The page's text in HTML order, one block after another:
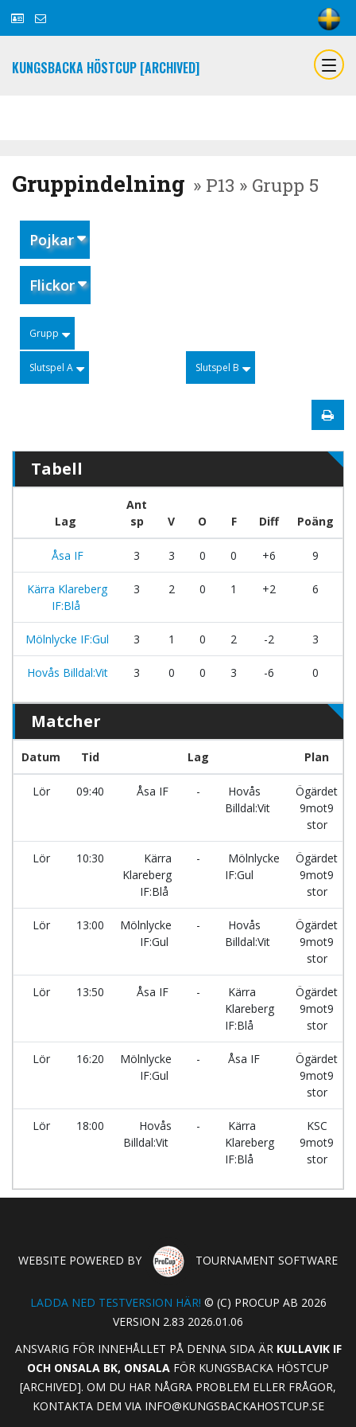
KUNGSBACKA HÖSTCUP [ARCHIVED]
Gruppindelning » P13 » Grupp 5
Pojkar
Flickor
Grupp
Slutspel A Slutspel B
Tabell
Lag
Ant
sp
V O F Diff Poäng
Åsa IF 3 3 0 0 +6 9
Kärra Klareberg
IF:Blå
3 2 0 1 +2 6
Mölnlycke IF:Gul 3 1 0 2 -2 3
Hovås Billdal:Vit 3 0 0 3 -6 0
Matcher
Datum Tid Lag Plan
Lör 09:40 Åsa IF -
Hovås
Billdal:Vit
Ögärdet
9mot9
stor
Lör 10:30
Kärra
Klareberg
IF:Blå
-
Mölnlycke
IF:Gul
Ögärdet
9mot9
stor
Lör 13:00
Mölnlycke
IF:Gul
-
Hovås
Billdal:Vit
Ögärdet
9mot9
stor
Lör 13:50 Åsa IF -
Kärra
Klareberg
IF:Blå
Ögärdet
9mot9
stor
Lör 16:20
Mölnlycke
IF:Gul
- Åsa IF
Ögärdet
9mot9
stor
Lör 18:00
Hovås
Billdal:Vit
-
Kärra
Klareberg
IF:Blå
KSC
9mot9
stor
WEBSITE POWERED BY TOURNAMENT SOFTWARE
LADDA NED TESTVERSION HÄR! © (C) PROCUP AB 2026
VERSION 2.83 2026.01.06
ANSVARIG FÖR INNEHÅLLET PÅ DENNA SIDA ÄR KULLAVIK IF
OCH ONSALA BK, ONSALA FÖR KUNGSBACKA HÖSTCUP
[ARCHIVED]. OM DU HAR NÅGRA PROBLEM ELLER FRÅGOR,
KONTAKTA DEM VIA INFO@KUNGSBACKAHOSTCUP.SE